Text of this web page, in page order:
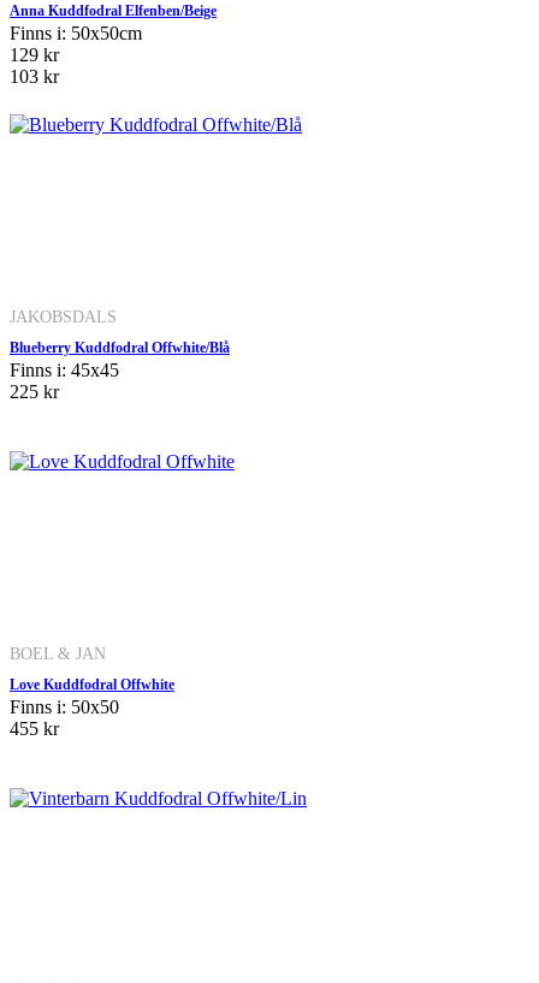
Anna Kuddfodral Elfenben/Beige
Finns i: 50x50cm
129 kr
103 kr
JAKOBSDALS
Blueberry Kuddfodral Offwhite/Blå
Finns i: 45x45
225 kr
BOEL & JAN
Love Kuddfodral Offwhite
Finns i: 50x50
455 kr